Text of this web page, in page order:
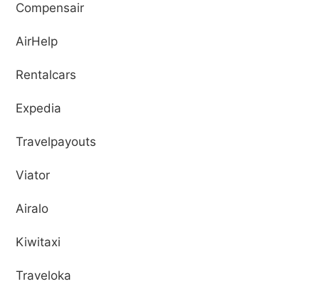
Compensair
AirHelp
Rentalcars
Expedia
Travelpayouts
Viator
Airalo
Kiwitaxi
Traveloka